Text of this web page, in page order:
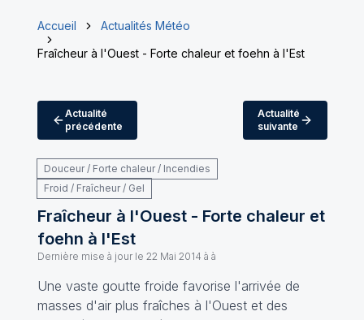
Accueil
Actualités Météo
Fraîcheur à l'Ouest - Forte chaleur et foehn à l'Est
Actualité
précédente
Actualité
suivante
Douceur / Forte chaleur / Incendies
Froid / Fraîcheur / Gel
Fraîcheur à l'Ouest - Forte chaleur et
foehn à l'Est
Dernière mise à jour le 22 Mai 2014 à à
Une vaste goutte froide favorise l'arrivée de
masses d'air plus fraîches à l'Ouest et des